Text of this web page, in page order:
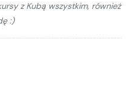
z Kubą wszystkim, również
:)